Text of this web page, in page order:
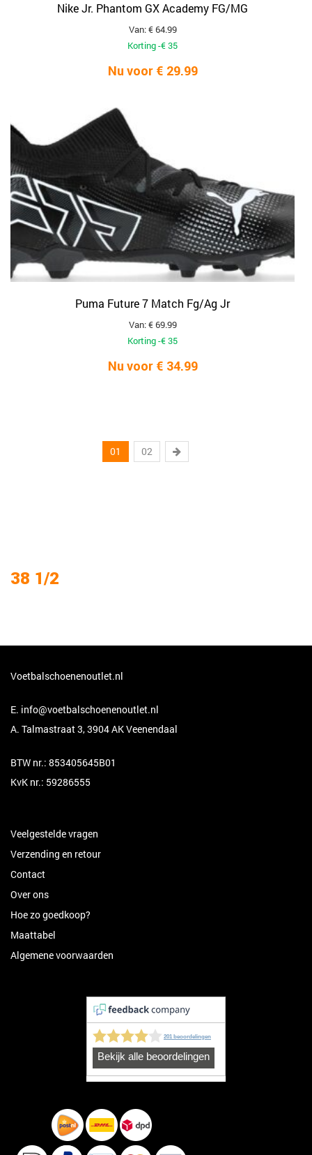
Nike Jr. Phantom GX Academy FG/MG
Van: € 64.99
Korting -€ 35
Nu voor € 29.99
Puma Future 7 Match Fg/Ag Jr
Van: € 69.99
Korting -€ 35
Nu voor € 34.99
01 02
38 1/2
Voetbalschoenenoutlet.nl
E. info@voetbalschoenenoutlet.nl
A. Talmastraat 3, 3904 AK Veenendaal
BTW nr.: 853405645B01
KvK nr.: 59286555
Veelgestelde vragen
Verzending en retour
Contact
Over ons
Hoe zo goedkoop?
Maattabel
Algemene voorwaarden